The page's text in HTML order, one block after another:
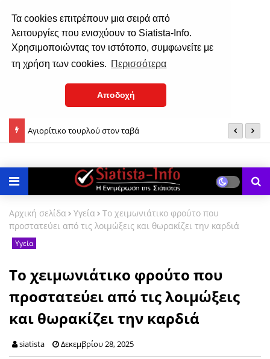
Τα cookies επιτρέπουν μια σειρά από
λειτουργίες που ενισχύουν το Siatista-Info.
Χρησιμοποιώντας τον ιστότοπο, συμφωνείτε με
τη χρήση των cookies. Περισσότερα
Αποδοχή
Η υπερβολή στη νηστεία και η λαιμαργία έχουν το ίδιο
Αρχική σελίδα Υγεία
Το χειμωνιάτικο φρούτο που
προστατεύει από τις λοιμώξεις και θωρακίζει την καρδιά
Υγεία
Το χειμωνιάτικο φρούτο που
προστατεύει από τις λοιμώξεις
και θωρακίζει την καρδιά
siatista Δεκεμβρίου 28, 2025